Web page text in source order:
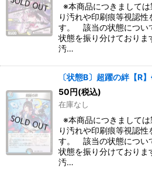
※本商品につきまして
り汚れや印刷痕等視認性
す。 該当の状態につい
状態を振り分けておりま
汚…
〔状態B〕超躍の絆【R
50円(税込)
在庫なし
※本商品につきまして
り汚れや印刷痕等視認性
す。 該当の状態につい
状態を振り分けておりま
汚…